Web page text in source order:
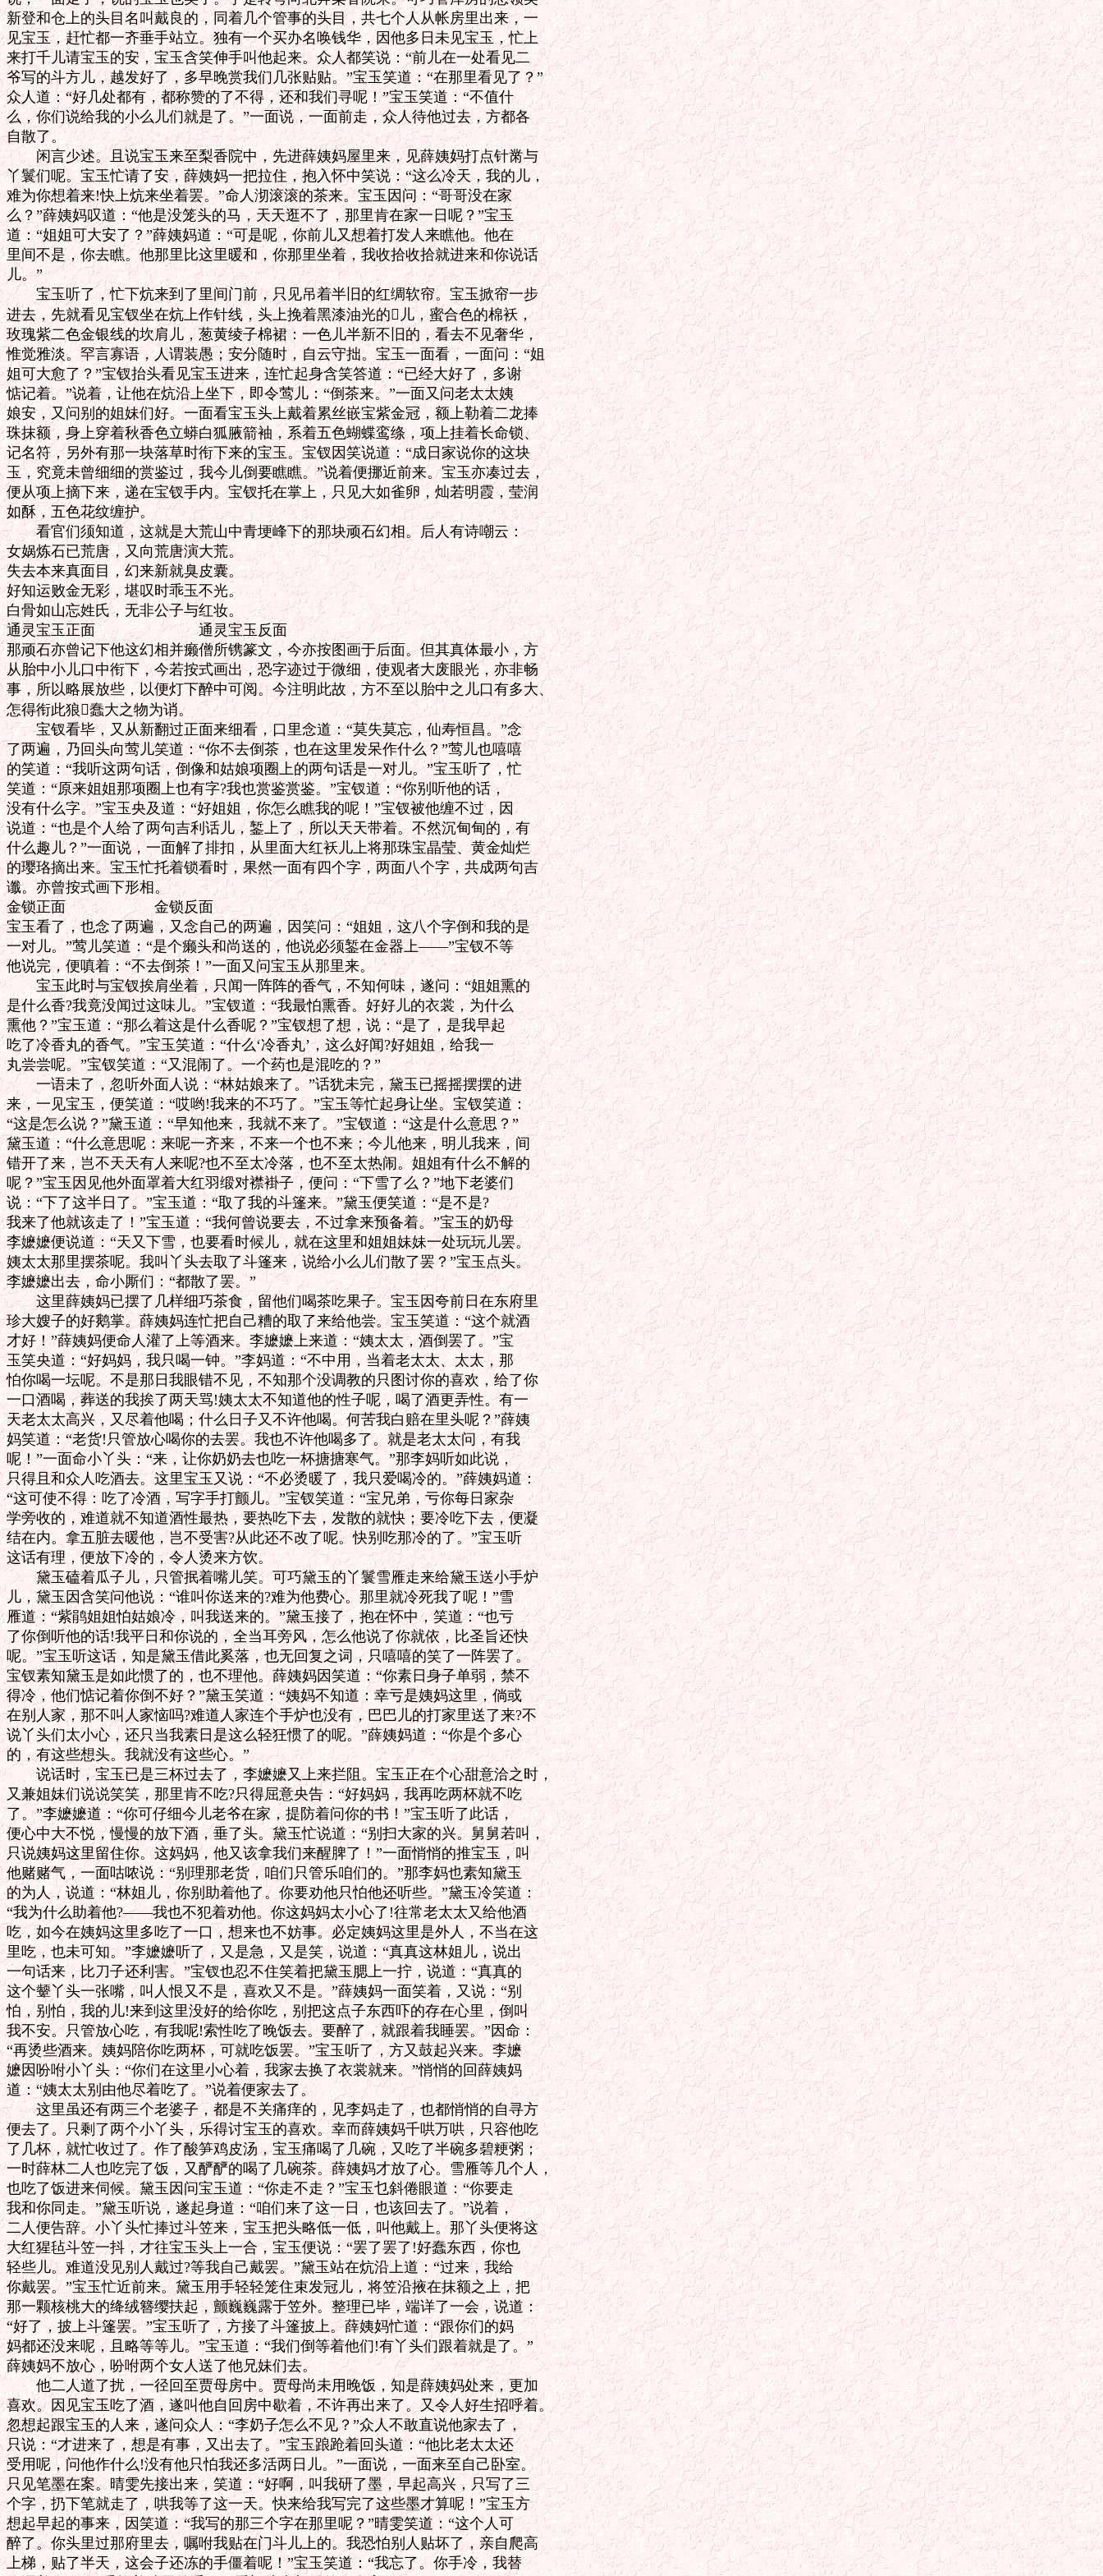
新登和仓上的头目名叫戴良的，同着几个管事的头目，共七个人从帐房里出来，一
见宝玉，赶忙都一齐垂手站立。独有一个买办名唤钱华，因他多日未见宝玉，忙上
来打千儿请宝玉的安，宝玉含笑伸手叫他起来。众人都笑说：“前儿在一处看见二
爷写的斗方儿，越发好了，多早晚赏我们几张贴贴。”宝玉笑道：“在那里看见了？”
众人道：“好几处都有，都称赞的了不得，还和我们寻呢！”宝玉笑道：“不值什
么，你们说给我的小么儿们就是了。”一面说，一面前走，众人待他过去，方都各
自散了。
闲言少述。且说宝玉来至梨香院中，先进薛姨妈屋里来，见薛姨妈打点针黹与
丫鬟们呢。宝玉忙请了安，薛姨妈一把拉住，抱入怀中笑说：“这么冷天，我的儿，
难为你想着来!快上炕来坐着罢。”命人沏滚滚的茶来。宝玉因问：“哥哥没在家
么？”薛姨妈叹道：“他是没笼头的马，天天逛不了，那里肯在家一日呢？”宝玉
道：“姐姐可大安了？”薛姨妈道：“可是呢，你前儿又想着打发人来瞧他。他在
里间不是，你去瞧。他那里比这里暖和，你那里坐着，我收拾收拾就进来和你说话
儿。”
宝玉听了，忙下炕来到了里间门前，只见吊着半旧的红绸软帘。宝玉掀帘一步
进去，先就看见宝钗坐在炕上作针线，头上挽着黑漆油光的儿，蜜合色的棉袄，
玫瑰紫二色金银线的坎肩儿，葱黄绫子棉裙：一色儿半新不旧的，看去不见奢华，
惟觉雅淡。罕言寡语，人谓装愚；安分随时，自云守拙。宝玉一面看，一面问：“姐
姐可大愈了？”宝钗抬头看见宝玉进来，连忙起身含笑答道：“已经大好了，多谢
惦记着。”说着，让他在炕沿上坐下，即令莺儿：“倒茶来。”一面又问老太太姨
娘安，又问别的姐妹们好。一面看宝玉头上戴着累丝嵌宝紫金冠，额上勒着二龙捧
珠抹额，身上穿着秋香色立蟒白狐腋箭袖，系着五色蝴蝶鸾绦，项上挂着长命锁、
记名符，另外有那一块落草时衔下来的宝玉。宝钗因笑说道：“成日家说你的这块
玉，究竟未曾细细的赏鉴过，我今儿倒要瞧瞧。”说着便挪近前来。宝玉亦凑过去，
便从项上摘下来，递在宝钗手内。宝钗托在掌上，只见大如雀卵，灿若明霞，莹润
如酥，五色花纹缠护。
看官们须知道，这就是大荒山中青埂峰下的那块顽石幻相。后人有诗嘲云：
女娲炼石已荒唐，又向荒唐演大荒。
失去本来真面目，幻来新就臭皮囊。
好知运败金无彩，堪叹时乖玉不光。
白骨如山忘姓氏，无非公子与红妆。
通灵宝玉正面　　　　　　　通灵宝玉反面
那顽石亦曾记下他这幻相并癞僧所镌篆文，今亦按图画于后面。但其真体最小，方
从胎中小儿口中衔下，今若按式画出，恐字迹过于微细，使观者大废眼光，亦非畅
事，所以略展放些，以便灯下醉中可阅。今注明此故，方不至以胎中之儿口有多大、
怎得衔此狼蠢大之物为诮。
宝钗看毕，又从新翻过正面来细看，口里念道：“莫失莫忘，仙寿恒昌。”念
了两遍，乃回头向莺儿笑道：“你不去倒茶，也在这里发呆作什么？”莺儿也嘻嘻
的笑道：“我听这两句话，倒像和姑娘项圈上的两句话是一对儿。”宝玉听了，忙
笑道：“原来姐姐那项圈上也有字?我也赏鉴赏鉴。”宝钗道：“你别听他的话，
没有什么字。”宝玉央及道：“好姐姐，你怎么瞧我的呢！”宝钗被他缠不过，因
说道：“也是个人给了两句吉利话儿，錾上了，所以天天带着。不然沉甸甸的，有
什么趣儿？”一面说，一面解了排扣，从里面大红袄儿上将那珠宝晶莹、黄金灿烂
的璎珞摘出来。宝玉忙托着锁看时，果然一面有四个字，两面八个字，共成两句吉
谶。亦曾按式画下形相。
金锁正面　　　　　　金锁反面
宝玉看了，也念了两遍，又念自己的两遍，因笑问：“姐姐，这八个字倒和我的是
一对儿。”莺儿笑道：“是个癞头和尚送的，他说必须錾在金器上——”宝钗不等
他说完，便嗔着：“不去倒茶！”一面又问宝玉从那里来。
宝玉此时与宝钗挨肩坐着，只闻一阵阵的香气，不知何味，遂问：“姐姐熏的
是什么香?我竟没闻过这味儿。”宝钗道：“我最怕熏香。好好儿的衣裳，为什么
熏他？”宝玉道：“那么着这是什么香呢？”宝钗想了想，说：“是了，是我早起
吃了冷香丸的香气。”宝玉笑道：“什么‘冷香丸’，这么好闻?好姐姐，给我一
丸尝尝呢。”宝钗笑道：“又混闹了。一个药也是混吃的？”
一语未了，忽听外面人说：“林姑娘来了。”话犹未完，黛玉已摇摇摆摆的进
来，一见宝玉，便笑道：“哎哟!我来的不巧了。”宝玉等忙起身让坐。宝钗笑道：
“这是怎么说？”黛玉道：“早知他来，我就不来了。”宝钗道：“这是什么意思？”
黛玉道：“什么意思呢：来呢一齐来，不来一个也不来；今儿他来，明儿我来，间
错开了来，岂不天天有人来呢?也不至太冷落，也不至太热闹。姐姐有什么不解的
呢？”宝玉因见他外面罩着大红羽缎对襟褂子，便问：“下雪了么？”地下老婆们
说：“下了这半日了。”宝玉道：“取了我的斗篷来。”黛玉便笑道：“是不是?
我来了他就该走了！”宝玉道：“我何曾说要去，不过拿来预备着。”宝玉的奶母
李嬷嬷便说道：“天又下雪，也要看时候儿，就在这里和姐姐妹妹一处玩玩儿罢。
姨太太那里摆茶呢。我叫丫头去取了斗篷来，说给小么儿们散了罢？”宝玉点头。
李嬷嬷出去，命小厮们：“都散了罢。”
这里薛姨妈已摆了几样细巧茶食，留他们喝茶吃果子。宝玉因夸前日在东府里
珍大嫂子的好鹅掌。薛姨妈连忙把自己糟的取了来给他尝。宝玉笑道：“这个就酒
才好！”薛姨妈便命人灌了上等酒来。李嬷嬷上来道：“姨太太，酒倒罢了。”宝
玉笑央道：“好妈妈，我只喝一钟。”李妈道：“不中用，当着老太太、太太，那
怕你喝一坛呢。不是那日我眼错不见，不知那个没调教的只图讨你的喜欢，给了你
一口酒喝，葬送的我挨了两天骂!姨太太不知道他的性子呢，喝了酒更弄性。有一
天老太太高兴，又尽着他喝；什么日子又不许他喝。何苦我白赔在里头呢？”薛姨
妈笑道：“老货!只管放心喝你的去罢。我也不许他喝多了。就是老太太问，有我
呢！”一面命小丫头：“来，让你奶奶去也吃一杯搪搪寒气。”那李妈听如此说，
只得且和众人吃酒去。这里宝玉又说：“不必烫暖了，我只爱喝冷的。”薛姨妈道：
“这可使不得：吃了冷酒，写字手打颤儿。”宝钗笑道：“宝兄弟，亏你每日家杂
学旁收的，难道就不知道酒性最热，要热吃下去，发散的就快；要冷吃下去，便凝
结在内。拿五脏去暖他，岂不受害?从此还不改了呢。快别吃那冷的了。”宝玉听
这话有理，便放下冷的，令人烫来方饮。
黛玉磕着瓜子儿，只管抿着嘴儿笑。可巧黛玉的丫鬟雪雁走来给黛玉送小手炉
儿，黛玉因含笑问他说：“谁叫你送来的?难为他费心。那里就冷死我了呢！”雪
雁道：“紫鹃姐姐怕姑娘冷，叫我送来的。”黛玉接了，抱在怀中，笑道：“也亏
了你倒听他的话!我平日和你说的，全当耳旁风，怎么他说了你就依，比圣旨还快
呢。”宝玉听这话，知是黛玉借此奚落，也无回复之词，只嘻嘻的笑了一阵罢了。
宝钗素知黛玉是如此惯了的，也不理他。薛姨妈因笑道：“你素日身子单弱，禁不
得冷，他们惦记着你倒不好？”黛玉笑道：“姨妈不知道：幸亏是姨妈这里，倘或
在别人家，那不叫人家恼吗?难道人家连个手炉也没有，巴巴儿的打家里送了来?不
说丫头们太小心，还只当我素日是这么轻狂惯了的呢。”薛姨妈道：“你是个多心
的，有这些想头。我就没有这些心。”
说话时，宝玉已是三杯过去了，李嬷嬷又上来拦阻。宝玉正在个心甜意洽之时，
又兼姐妹们说说笑笑，那里肯不吃?只得屈意央告：“好妈妈，我再吃两杯就不吃
了。”李嬷嬷道：“你可仔细今儿老爷在家，提防着问你的书！”宝玉听了此话，
便心中大不悦，慢慢的放下酒，垂了头。黛玉忙说道：“别扫大家的兴。舅舅若叫，
只说姨妈这里留住你。这妈妈，他又该拿我们来醒脾了！”一面悄悄的推宝玉，叫
他赌赌气，一面咕哝说：“别理那老货，咱们只管乐咱们的。”那李妈也素知黛玉
的为人，说道：“林姐儿，你别助着他了。你要劝他只怕他还听些。”黛玉冷笑道：
“我为什么助着他?——我也不犯着劝他。你这妈妈太小心了!往常老太太又给他酒
吃，如今在姨妈这里多吃了一口，想来也不妨事。必定姨妈这里是外人，不当在这
里吃，也未可知。”李嬷嬷听了，又是急，又是笑，说道：“真真这林姐儿，说出
一句话来，比刀子还利害。”宝钗也忍不住笑着把黛玉腮上一拧，说道：“真真的
这个颦丫头一张嘴，叫人恨又不是，喜欢又不是。”薛姨妈一面笑着，又说：“别
怕，别怕，我的儿!来到这里没好的给你吃，别把这点子东西吓的存在心里，倒叫
我不安。只管放心吃，有我呢!索性吃了晚饭去。要醉了，就跟着我睡罢。”因命：
“再烫些酒来。姨妈陪你吃两杯，可就吃饭罢。”宝玉听了，方又鼓起兴来。李嬷
嬷因吩咐小丫头：“你们在这里小心着，我家去换了衣裳就来。”悄悄的回薛姨妈
道：“姨太太别由他尽着吃了。”说着便家去了。
这里虽还有两三个老婆子，都是不关痛痒的，见李妈走了，也都悄悄的自寻方
便去了。只剩了两个小丫头，乐得讨宝玉的喜欢。幸而薛姨妈千哄万哄，只容他吃
了几杯，就忙收过了。作了酸笋鸡皮汤，宝玉痛喝了几碗，又吃了半碗多碧粳粥；
一时薛林二人也吃完了饭，又酽酽的喝了几碗茶。薛姨妈才放了心。雪雁等几个人，
也吃了饭进来伺候。黛玉因问宝玉道：“你走不走？”宝玉乜斜倦眼道：“你要走
我和你同走。”黛玉听说，遂起身道：“咱们来了这一日，也该回去了。”说着，
二人便告辞。小丫头忙捧过斗笠来，宝玉把头略低一低，叫他戴上。那丫头便将这
大红猩毡斗笠一抖，才往宝玉头上一合，宝玉便说：“罢了罢了!好蠢东西，你也
轻些儿。难道没见别人戴过?等我自己戴罢。”黛玉站在炕沿上道：“过来，我给
你戴罢。”宝玉忙近前来。黛玉用手轻轻笼住束发冠儿，将笠沿掖在抹额之上，把
那一颗核桃大的绛绒簪缨扶起，颤巍巍露于笠外。整理已毕，端详了一会，说道：
“好了，披上斗篷罢。”宝玉听了，方接了斗篷披上。薛姨妈忙道：“跟你们的妈
妈都还没来呢，且略等等儿。”宝玉道：“我们倒等着他们!有丫头们跟着就是了。”
薛姨妈不放心，吩咐两个女人送了他兄妹们去。
他二人道了扰，一径回至贾母房中。贾母尚未用晚饭，知是薛姨妈处来，更加
喜欢。因见宝玉吃了酒，遂叫他自回房中歇着，不许再出来了。又令人好生招呼着。
忽想起跟宝玉的人来，遂问众人：“李奶子怎么不见？”众人不敢直说他家去了，
只说：“才进来了，想是有事，又出去了。”宝玉踉跄着回头道：“他比老太太还
受用呢，问他作什么!没有他只怕我还多活两日儿。”一面说，一面来至自己卧室。
只见笔墨在案。晴雯先接出来，笑道：“好啊，叫我研了墨，早起高兴，只写了三
个字，扔下笔就走了，哄我等了这一天。快来给我写完了这些墨才算呢！”宝玉方
想起早起的事来，因笑道：“我写的那三个字在那里呢？”晴雯笑道：“这个人可
醉了。你头里过那府里去，嘱咐我贴在门斗儿上的。我恐怕别人贴坏了，亲自爬高
上梯，贴了半天，这会子还冻的手僵着呢！”宝玉笑道：“我忘了。你手冷，我替